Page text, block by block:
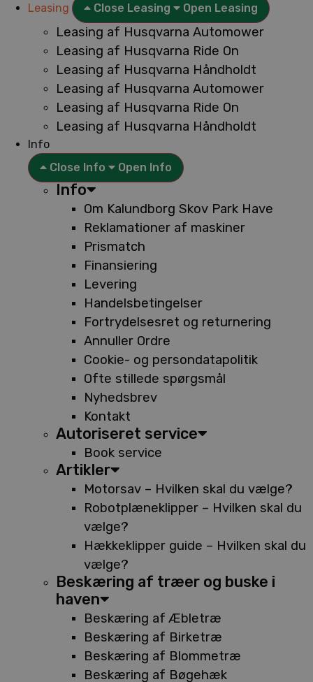
Leasing
Close Leasing Open Leasing
Leasing af Husqvarna Automower
Leasing af Husqvarna Ride On
Leasing af Husqvarna Håndholdt
Leasing af Husqvarna Automower
Leasing af Husqvarna Ride On
Leasing af Husqvarna Håndholdt
Info
Close Info
Open Info
Info
Om Kalundborg Skov Park Have
Reklamationer af maskiner
Prismatch
Finansiering
Levering
Handelsbetingelser
Fortrydelsesret og returnering
Annuller Ordre
Cookie- og persondatapolitik
Ofte stillede spørgsmål
Nyhedsbrev
Kontakt
Autoriseret service
Book service
Artikler
Motorsav – Hvilken skal du vælge?
Robotplæneklipper – Hvilken skal du
vælge?
Hækkeklipper guide – Hvilken skal du
vælge?
Beskæring af træer og buske i
haven
Beskæring af Æbletræ
Beskæring af Birketræ
Beskæring af Blommetræ
Beskæring af Bøgehæk